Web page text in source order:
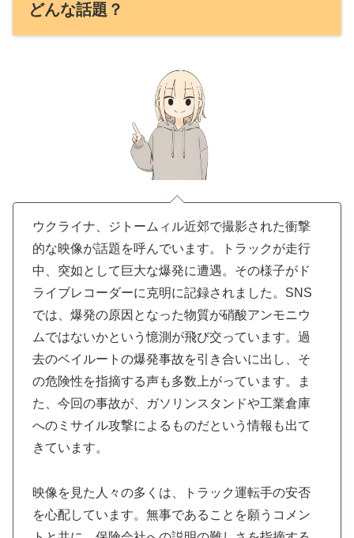
どんな話題？
ウクライナ、ジトームィル近郊で撮影された衝撃
的な映像が話題を呼んでいます。トラックが走行
中、突如として巨大な爆発に遭遇。その様子がド
ライブレコーダーに克明に記録されました。SNS
では、爆発の原因となった物質が硝酸アンモニウ
ムではないかという憶測が飛び交っています。過
去のベイルートの爆発事故を引き合いに出し、そ
の危険性を指摘する声も多数上がっています。ま
た、今回の事故が、ガソリンスタンドや工業倉庫
へのミサイル攻撃によるものだという情報も出て
きています。
映像を見た人々の多くは、トラック運転手の安否
を心配しています。無事であることを願うコメン